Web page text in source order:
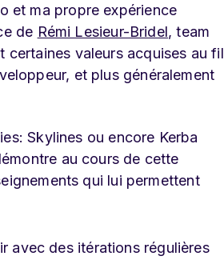
et ma propre expérience
de Rémi Lesieur-Bridel, team
certaines valeurs acquises au fil
et plus généralement
Skylines ou encore Kerba
au cours de cette
qui lui permettent
avec des itérations régulières